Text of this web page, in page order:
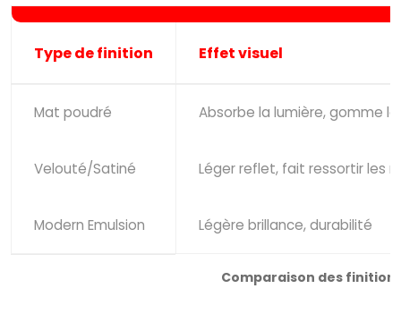
Comparaison des
Type de finition Effet visuel
Mat poudré Absorbe la lumière, gomme
Velouté/Satiné Léger reflet, fait ressortir les
Modern Emulsion Légère brillance, durabilité